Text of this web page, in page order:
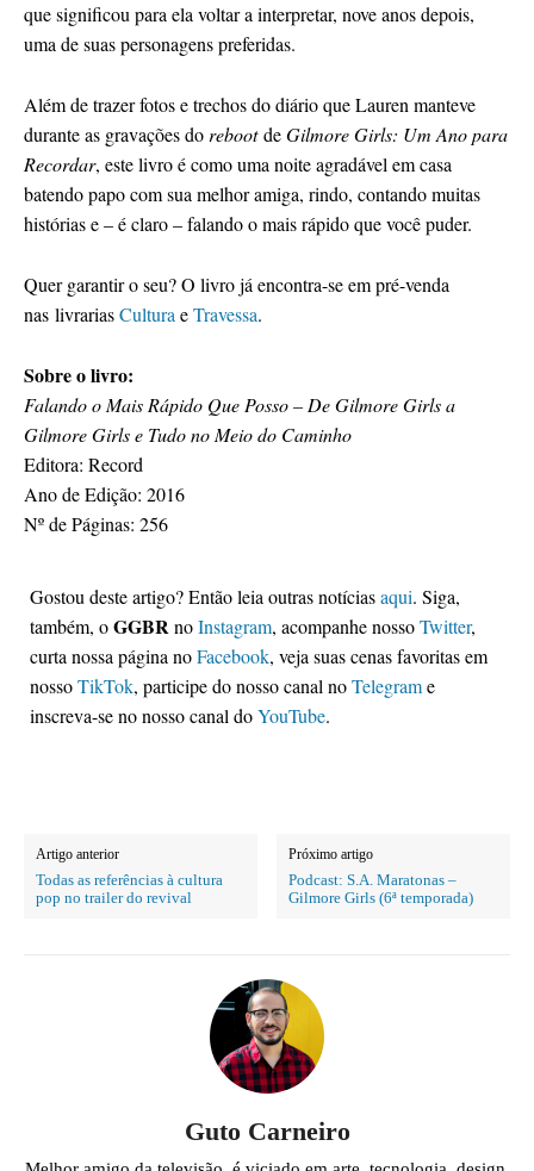
que significou para ela voltar a interpretar, nove anos depois,
uma de suas personagens preferidas.
Além de trazer fotos e trechos do diário que Lauren manteve
durante as gravações dorebootdeGilmore Girls: Um Ano para
Recordar, este livro é como uma noite agradável em casa
batendo papo com sua melhor amiga, rindo, contando muitas
histórias e – é claro – falando o mais rápido que você puder.
Quer garantir o seu? O livro já encontra-se em pré-venda
nas livrariasCulturaeTravessa.
Sobre o livro:
Falando o Mais Rápido Que Posso – De Gilmore Girls a
Gilmore Girls e Tudo no Meio do Caminho
Editora: Record
Ano de Edição: 2016
Nº de Páginas: 256
Gostou deste artigo? Então leia outras notíciasaqui. Siga,
também, oGGBRnoInstagram, acompanhe nossoTwitter,
curta nossa página noFacebook, veja suas cenas favoritas em
nossoTikTok, participe do nosso canal noTelegrame
inscreva-se no nosso canal doYouTube.
Artigo anterior
Todas as referências à cultura
pop no trailer do revival
Próximo artigo
Podcast: S.A. Maratonas –
Gilmore Girls (6ª temporada)
Guto Carneiro